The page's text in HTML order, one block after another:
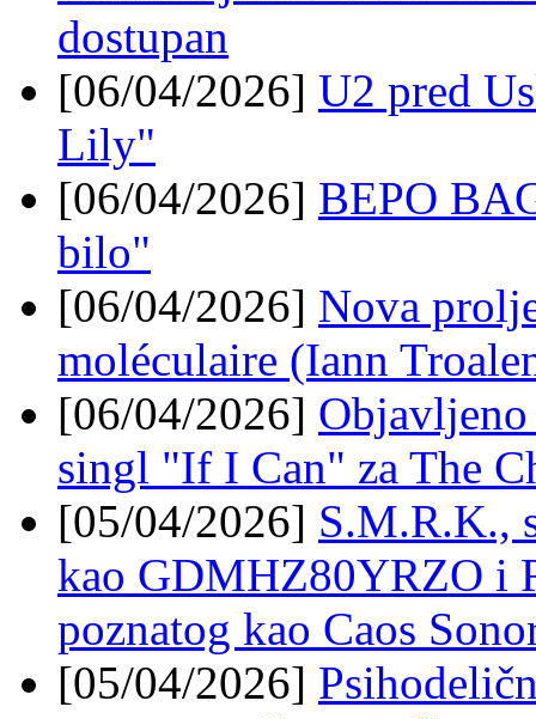
dostupan
[06/04/2026] U2 pred
Lily"
[06/04/2026] BEPO
bilo"
[06/04/2026] Nova
moléculaire (Iann
[06/04/2026]
singl "If I Can" za The
[05/04/2026] S.M.R.K.,
kao GDMHZ80YRZO i
poznatog kao Caos
[05/04/2026]